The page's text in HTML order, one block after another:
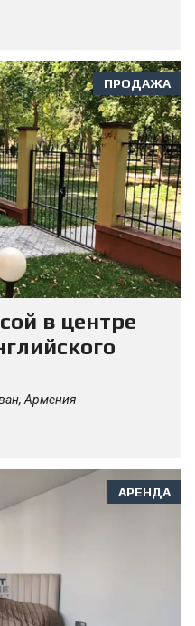
ПРОДАЖА
в центре
Армения
АРЕНДА